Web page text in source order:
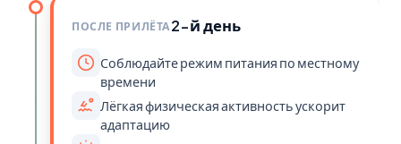
ПОСЛЕ ПРИЛЁТА2-й день
Соблюдайте режим питания по местному
времени
Лёгкая физическая активность ускорит
адаптацию